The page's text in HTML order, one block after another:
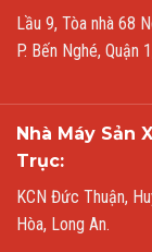
Lầu 9, Tòa nhà 68
P. Bến Nghé, Quận
Nhà Máy Sản
Trục:
KCN Đức Thuận,
Hòa, Long An.